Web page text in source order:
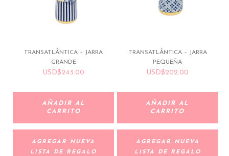
TRANSATLÂNTICA – JARRA
GRANDE
USD$243.00
AÑADIR AL
CARRITO
AGREGAR NUEVA
LISTA DE REGALO
TRANSATLÂNTICA – JARRA
PEQUEÑA
USD$202.00
AÑADIR AL
CARRITO
AGREGAR NUEVA
LISTA DE REGALO